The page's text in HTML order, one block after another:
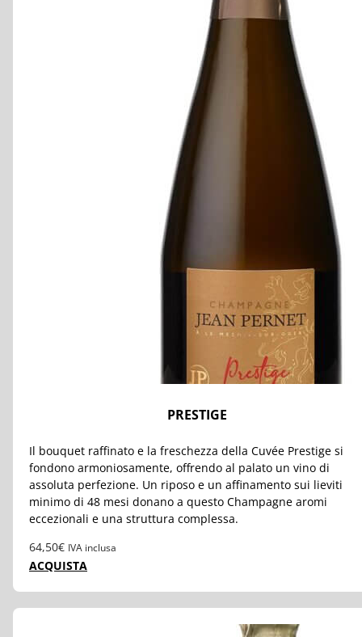
PRESTIGE
Il bouquet raffinato e la freschezza della Cuvée Prestige si
fondono armoniosamente, offrendo al palato un vino di
assoluta perfezione. Un riposo e un affinamento sui lieviti
minimo di 48 mesi donano a questo Champagne aromi
eccezionali e una struttura complessa.
64,50€ IVA inclusa
ACQUISTA